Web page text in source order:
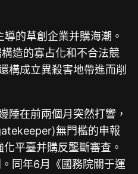
的草創企業并購海潮。
造的寡占化和不合法競
構成立異殺害地帶進而削
陲在前兩個月突然打響，
無門檻的申報
平臺并購反壟斷審查。
同年6月《國務院關于運